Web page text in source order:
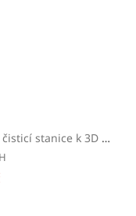
čisticí stanice k 3D tiskárnám Formlabs